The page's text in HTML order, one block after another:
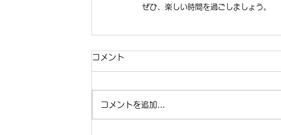
ぜひ、楽しい時間を過ごしましょう。
コメント
コメントを追加…